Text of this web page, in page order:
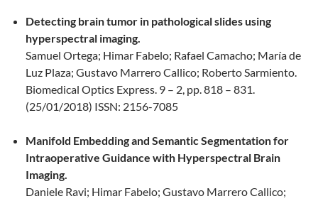
Detecting brain tumor in pathological slides using
hyperspectral imaging.
Samuel Ortega; Himar Fabelo; Rafael Camacho; María de
Luz Plaza; Gustavo Marrero Callico; Roberto Sarmiento.
Biomedical Optics Express. 9 – 2, pp. 818 – 831.
(25/01/2018) ISSN: 2156-7085
Manifold Embedding and Semantic Segmentation for
Intraoperative Guidance with Hyperspectral Brain
Imaging.
Daniele Ravi; Himar Fabelo; Gustavo Marrero Callico;